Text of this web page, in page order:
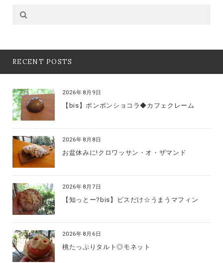
RECENT POSTS
【bis】ボンボンショコラ◆カフェクレーム
2026年8月9日
お盆休みに!クロワッサン・オ・ザマンド
2026年8月8日
【知っとー?bis】ビスだけ☆うまうマフィン
2026年8月7日
桃たっぷりタルト◎モネット
2026年8月6日